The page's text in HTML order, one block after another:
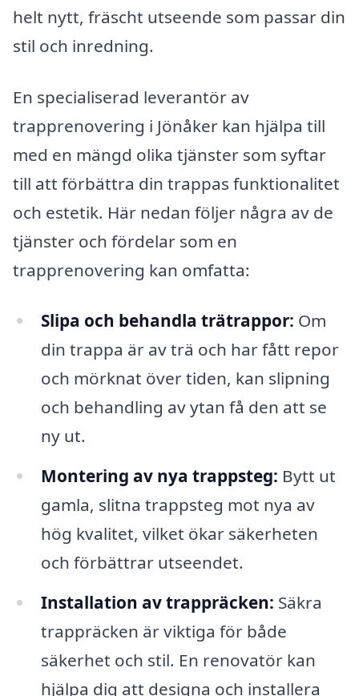
helt nytt, fräscht utseende som passar din
stil och inredning.
En specialiserad leverantör av
trapprenovering i Jönåker kan hjälpa till
med en mängd olika tjänster som syftar
till att förbättra din trappas funktionalitet
och estetik. Här nedan följer några av de
tjänster och fördelar som en
trapprenovering kan omfatta:
Slipa och behandla trätrappor: Om
din trappa är av trä och har fått repor
och mörknat över tiden, kan slipning
och behandling av ytan få den att se
ny ut.
Montering av nya trappsteg: Bytt ut
gamla, slitna trappsteg mot nya av
hög kvalitet, vilket ökar säkerheten
och förbättrar utseendet.
Installation av trappräcken: Säkra
trappräcken är viktiga för både
säkerhet och stil. En renovatör kan
hjälpa dig att designa och installera